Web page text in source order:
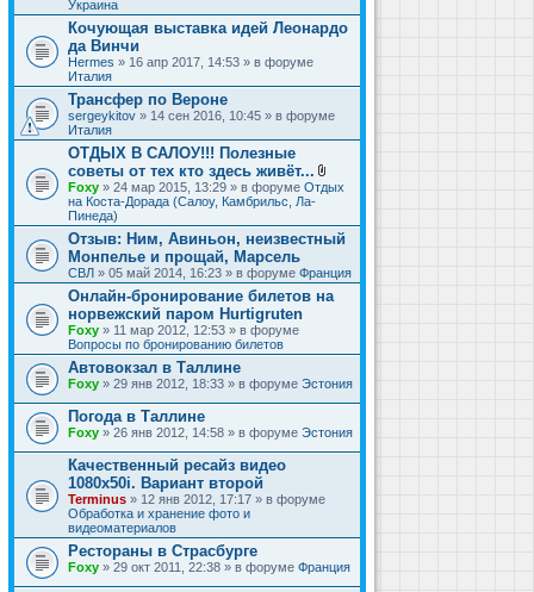
Украина
Кочующая выставка идей Леонардо
да Винчи
Hermes » 16 апр 2017, 14:53 » в форуме
Италия
Трансфер по Вероне
sergeykitov » 14 сен 2016, 10:45 » в форуме
Италия
ОТДЫХ В САЛОУ!!! Полезные
советы от тех кто здесь живёт...
В
л
ж
е
и
я
Foxy » 24 мар 2015, 13:29 » в форуме Отдых
на Коста-Дорада (Салоу, Камбрильс, Ла-
Пинеда)
Отзыв: Ним, Авиньон, неизвестный
Монпелье и прощай, Марсель
СВЛ » 05 май 2014, 16:23 » в форуме Франция
Онлайн-бронирование билетов на
норвежский паром Hurtigruten
Foxy » 11 мар 2012, 12:53 » в форуме
Вопросы по бронированию билетов
Автовокзал в Таллине
Foxy » 29 янв 2012, 18:33 » в форуме Эстония
Погода в Таллине
Foxy » 26 янв 2012, 14:58 » в форуме Эстония
Качественный ресайз видео
1080x50i. Вариант второй
Terminus » 12 янв 2012, 17:17 » в форуме
Обработка и хранение фото и
видеоматериалов
Рестораны в Страсбурге
Foxy » 29 окт 2011, 22:38 » в форуме Франция